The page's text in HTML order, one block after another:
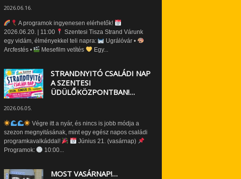
2026.06.16.
A programok ingyenesen elérhetők!
2026.06.20. | 11:00
Szentesi Tisza Strand Várunk
egy vidám, élményekkel teli napra:
Ugrálóvár •
Arcfestés •
Mesefilm vetítés Egy...
STRANDNYITÓ CSALÁDI NAP
A SZENTESI
ÜDÜLŐKÖZPONTBAN!…
2026.06.05.
Végre itt a nyár, és nincs is jobb módja a
szezon megnyitásának, mint egy egész napos családi
programkavalkáddal!
Június 21. (vasárnap)
Programok:
10:00...
MOST VASÁRNAP!…